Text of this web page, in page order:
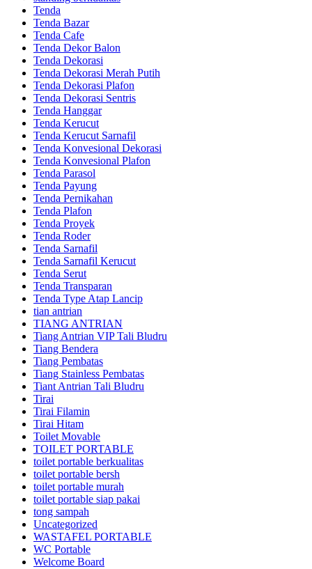
Tenda
Tenda Bazar
Tenda Cafe
Tenda Dekor Balon
Tenda Dekorasi
Tenda Dekorasi Merah Putih
Tenda Dekorasi Plafon
Tenda Dekorasi Sentris
Tenda Hanggar
Tenda Kerucut
Tenda Kerucut Sarnafil
Tenda Konvesional Dekorasi
Tenda Konvesional Plafon
Tenda Parasol
Tenda Payung
Tenda Pernikahan
Tenda Plafon
Tenda Proyek
Tenda Roder
Tenda Sarnafil
Tenda Sarnafil Kerucut
Tenda Serut
Tenda Transparan
Tenda Type Atap Lancip
tian antrian
TIANG ANTRIAN
Tiang Antrian VIP Tali Bludru
Tiang Bendera
Tiang Pembatas
Tiang Stainless Pembatas
Tiant Antrian Tali Bludru
Tirai
Tirai Filamin
Tirai Hitam
Toilet Movable
TOILET PORTABLE
toilet portable berkualitas
toilet portable bersh
toilet portable murah
toilet portable siap pakai
tong sampah
Uncategorized
WASTAFEL PORTABLE
WC Portable
Welcome Board